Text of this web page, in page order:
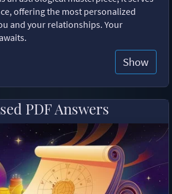
offering the most personalized
and your relationships. Your
Show
PDF Answers